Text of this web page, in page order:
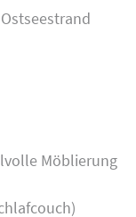
Möblierung